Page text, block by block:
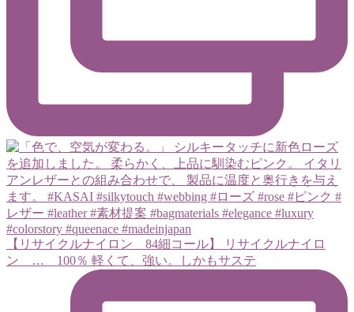
【リサイクルナイロン 84細コール】 リサイクルナイロ
ン … 100％ 軽くて、強い。しかもサステ